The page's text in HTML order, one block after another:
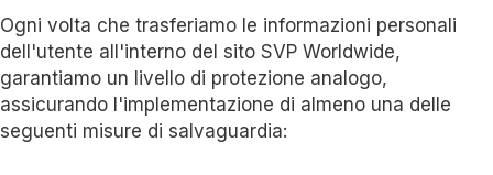
Ogni volta che trasferiamo le informazioni personali
dell'utente all'interno del sito SVP Worldwide,
garantiamo un livello di protezione analogo,
assicurando l'implementazione di almeno una delle
seguenti misure di salvaguardia: